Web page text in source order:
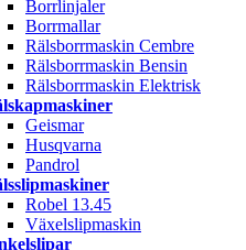
Borrlinjaler
Borrmallar
Rälsborrmaskin Cembre
Rälsborrmaskin Bensin
Rälsborrmaskin Elektrisk
Geismar
Husqvarna
Pandrol
Robel 13.45
Växelslipmaskin